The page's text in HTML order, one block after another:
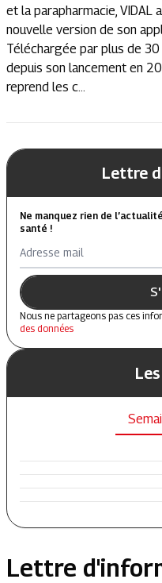
et la parapharmacie, VIDAL
nouvelle version de son
Téléchargée par plus de
depuis son lancement en
reprend les c...
Lettre
Ne manquez rien de
santé !
Adresse mail
Nous ne partageons pas ces
des données
Lettre